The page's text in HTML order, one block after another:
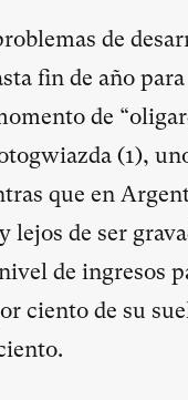
de
fin de año para
de
(1),
que en
lejos de ser
de ingresos
ciento de su